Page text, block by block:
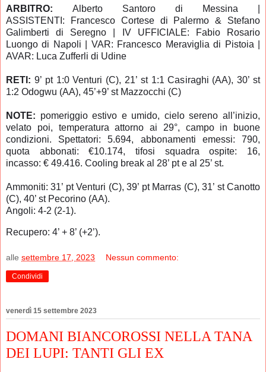
ARBITRO: Alberto Santoro di Messina |
ASSISTENTI: Francesco Cortese di Palermo & Stefano
Galimberti di Seregno | IV UFFICIALE: Fabio Rosario
Luongo di Napoli | VAR: Francesco Meraviglia di Pistoia |
AVAR: Luca Zufferli di Udine
RETI: 9’ pt 1:0 Venturi (C), 21’ st 1:1 Casiraghi (AA), 30’ st
1:2 Odogwu (AA), 45’+9’ st Mazzocchi (C)
NOTE: pomeriggio estivo e umido, cielo sereno all’inizio,
velato poi, temperatura attorno ai 29°, campo in buone
condizioni. Spettatori: 5.694, abbonamenti emessi: 790,
quota abbonati: €10.174, tifosi squadra ospite: 16,
incasso: € 49.416. Cooling break al 28’ pt e al 25’ st.
Ammoniti: 31’ pt Venturi (C), 39’ pt Marras (C), 31’ st Canotto
(C), 40’ st Pecorino (AA).
Angoli: 4-2 (2-1).
Recupero: 4’ + 8’ (+2’).
alle settembre 17, 2023 Nessun commento:
Condividi
venerdì 15 settembre 2023
DOMANI BIANCOROSSI NELLA TANA
DEI LUPI: TANTI GLI EX